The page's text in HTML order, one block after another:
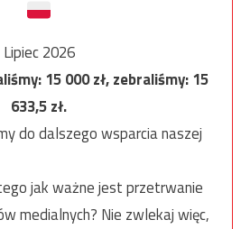
Lipiec 2026
15 000zł, zebraliśmy:15
633,5zł.
do dalszego wsparcia naszej
jak ważne jest przetrwanie
medialnych? Nie zwlekaj więc,